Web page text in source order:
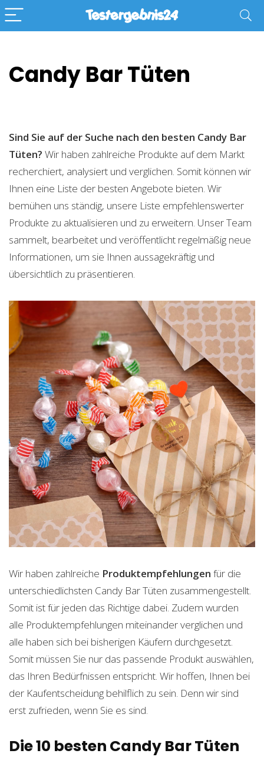
Candy Bar Tüten
Sind Sie auf der Suche nach den besten Candy Bar
Tüten? Wir haben zahlreiche Produkte auf dem Markt
recherchiert, analysiert und verglichen. Somit können wir
Ihnen eine Liste der besten Angebote bieten. Wir
bemühen uns ständig, unsere Liste empfehlenswerter
Produkte zu aktualisieren und zu erweitern. Unser Team
sammelt, bearbeitet und veröffentlicht regelmäßig neue
Informationen, um sie Ihnen aussagekräftig und
übersichtlich zu präsentieren.
Wir haben zahlreiche Produktempfehlungen für die
unterschiedlichsten Candy Bar Tüten zusammengestellt.
Somit ist für jeden das Richtige dabei. Zudem wurden
alle Produktempfehlungen miteinander verglichen und
alle haben sich bei bisherigen Käufern durchgesetzt.
Somit müssen Sie nur das passende Produkt auswählen,
das Ihren Bedürfnissen entspricht. Wir hoffen, Ihnen bei
der Kaufentscheidung behilflich zu sein. Denn wir sind
erst zufrieden, wenn Sie es sind.
Die 10 besten Candy Bar Tüten